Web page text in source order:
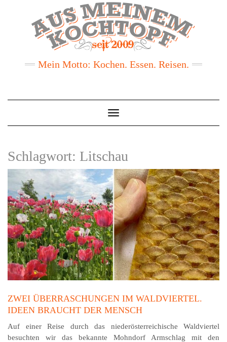
Mein Motto: Kochen. Essen. Reisen.
Toggle
Navigation
Schlagwort: Litschau
ZWEI ÜBERRASCHUNGEN IM WALDVIERTEL.
IDEEN BRAUCHT DER MENSCH
Auf einer Reise durch das niederösterreichische Waldviertel
besuchten wir das bekannte Mohndorf Armschlag mit den